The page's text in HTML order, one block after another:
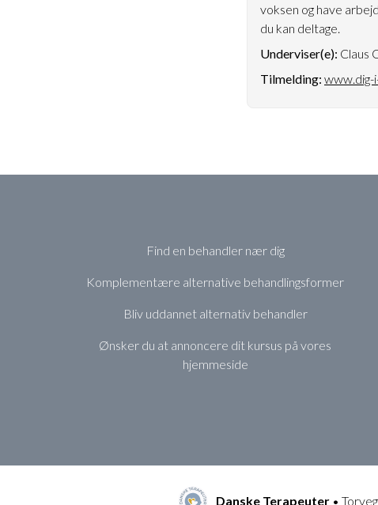
voksen og have
du kan deltage.
Underviser(e): Claus
Tilmelding: www.dig-
Find en behandler nær dig
Komplementære alternative behandlingsformer
Bliv uddannet alternativ behandler
Ønsker du at annoncere dit kursus på vores
hjemmeside
Danske Terapeuter •